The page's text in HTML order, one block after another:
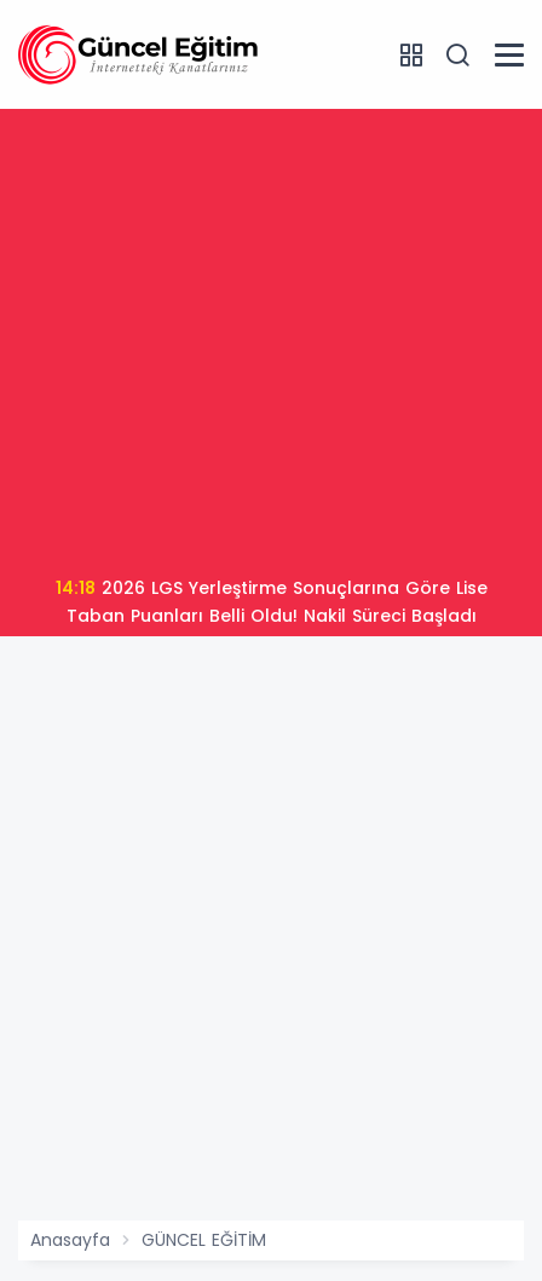
14:18
Taban Puanları Belli Oldu! Nakil Süreci Başladı
Anasayfa GÜNCEL EĞİTİM